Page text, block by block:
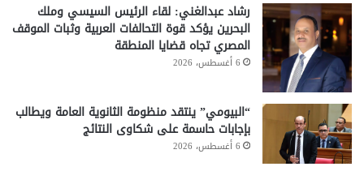
رشاد عبدالغني: لقاء الرئيس السيسي وملك
البحرين يؤكد قوة التحالفات العربية وثبات الموقف
المصري تجاه قضايا المنطقة
6 أغسطس، 2026
“البيومي” ينتقد منظومة الثانوية العامة ويطالب
بإجابات حاسمة على شكاوى النتائج
6 أغسطس، 2026